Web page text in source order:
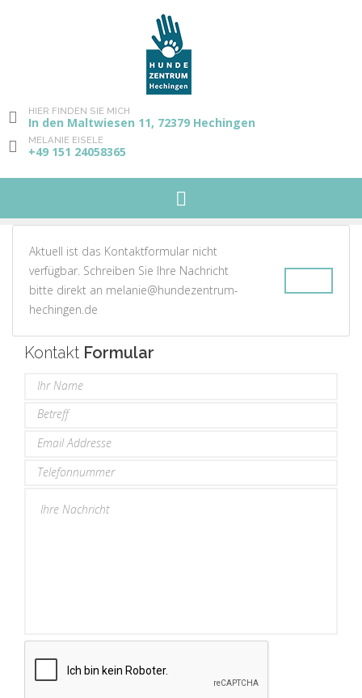
HIER FINDEN SIE MICH
In den Maltwiesen 11, 72379 Hechingen
MELANIE EISELE
+49 151 24058365
Aktuell ist das Kontaktformular nicht
verfügbar. Schreiben Sie Ihre Nachricht
bitte direkt an melanie@hundezentrum-
hechingen.de
Kontakt Formular